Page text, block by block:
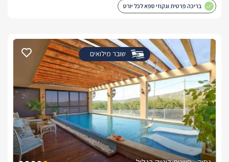
בריכה פרטית וגקוזי ספא לכל יורט
שובר מילואים